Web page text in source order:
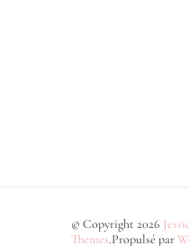
© Copyright 2026
Themes.Propulsé par